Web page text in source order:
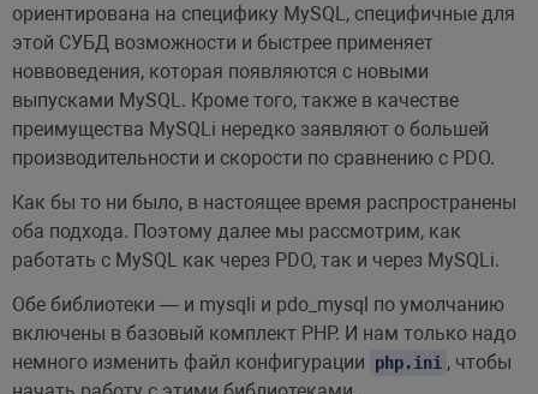
ориентирована на специфику MySQL, специфичные для
этой СУБД возможности и быстрее применяет
новвоведения, которая появляются с новыми
выпусками MySQL. Кроме того, также в качестве
преимущества MySQLi нередко заявляют о большей
производительности и скорости по сравнению с PDO.
Как бы то ни было, в настоящее время распространены
оба подхода. Поэтому далее мы рассмотрим, как
работать с MySQL как через PDO, так и через MySQLi.
Обе библиотеки — и mysqli и pdo_mysql по умолчанию
включены в базовый комплект PHP. И нам только надо
немного изменить файл конфигурации
php.ini , чтобы